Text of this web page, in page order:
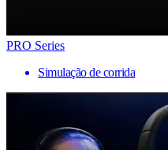
PRO Series
Simulação de corrida